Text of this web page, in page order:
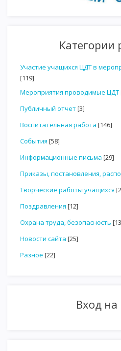
Категории
Участие учащихся ЦДТ в
[119]
Мероприятия проводимые ЦДТ
Публичный отчет[3]
Воспитательная работа [146]
События [58]
Информационные письма [29]
Приказы, постановления,
Творческие работы учащихся
Поздравления [12]
Охрана труда, безопасность
Новости сайта [25]
Разное [22]
Вход на